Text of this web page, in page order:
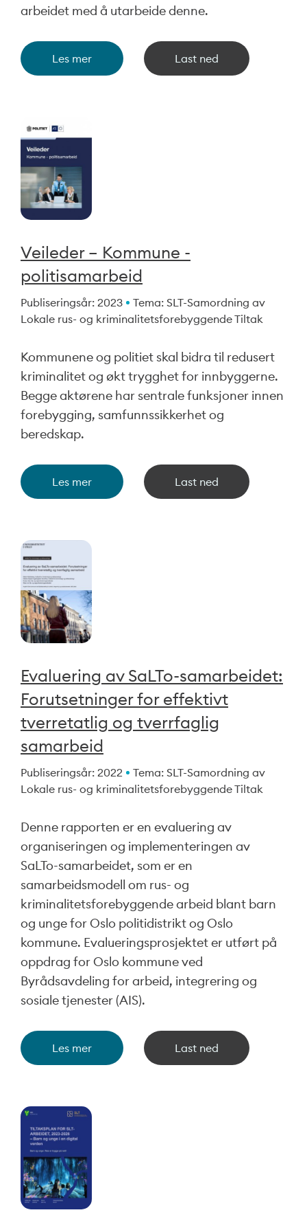
arbeidet med å utarbeide denne.
Les mer Last ned
Veileder – Kommune -
politisamarbeid
Publiseringsår: 2023
Tema: SLT-Samordning av
Lokale rus- og kriminalitetsforebyggende Tiltak
Kommunene og politiet skal bidra til redusert
kriminalitet og økt trygghet for innbyggerne.
Begge aktørene har sentrale funksjoner innen
forebygging, samfunnssikkerhet og
beredskap.
Les mer Last ned
Evaluering av SaLTo-samarbeidet:
Forutsetninger for effektivt
tverretatlig og tverrfaglig
samarbeid
Publiseringsår: 2022
Tema: SLT-Samordning av
Lokale rus- og kriminalitetsforebyggende Tiltak
Denne rapporten er en evaluering av
organiseringen og implementeringen av
SaLTo-samarbeidet, som er en
samarbeidsmodell om rus- og
kriminalitetsforebyggende arbeid blant barn
og unge for Oslo politidistrikt og Oslo
kommune. Evalueringsprosjektet er utført på
oppdrag for Oslo kommune ved
Byrådsavdeling for arbeid, integrering og
sosiale tjenester (AIS).
Les mer Last ned